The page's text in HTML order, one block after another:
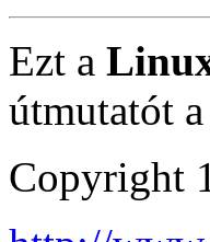
Ezt a
útmutatót a
Copyright